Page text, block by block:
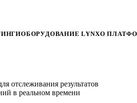
ОБОРУДОВАНИЕ LYNXО
отслеживания результатов
в реальном времени